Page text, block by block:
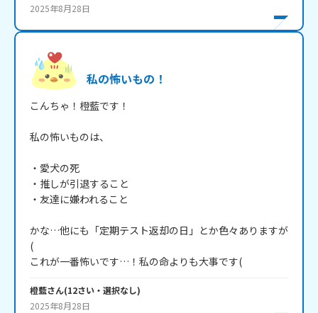
2025年8月28日
私の怖いもの！
こんちゃ！橙藍です！
私の怖いものは、
・愛犬の死
・推しが引退すること
・友達に嫌われること
かな…他にも「定期テスト返却の日」とか色々ありますが
(
これが一番怖いです…！私の命よりも大事です(
橙藍さん(12さい・ 選択なし)
2025年8月28日